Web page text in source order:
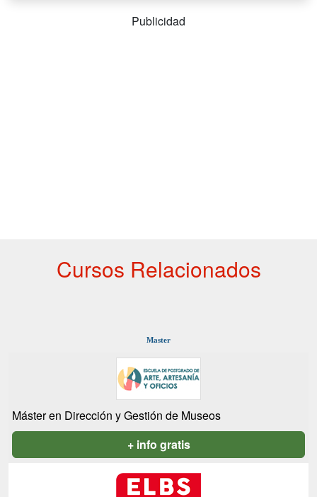
Publicidad
Cursos Relacionados
Master
Máster en Dirección y Gestión de Museos
+ info gratis